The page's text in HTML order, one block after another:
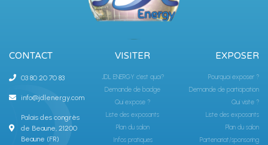
CONTACT
03 80 20 70 83
info@jdlenergy.com
Palais des congrès
de Beaune, 21200
Beaune (FR)
VISITER
JDL ENERGY c'est quoi?
Demande de badge
Qui expose ?
Liste des exposants
Plan du salon
Infos pratiques
EXPOSER
Pourquoi exposer ?
Demande de participation
Qui visite ?
Liste des exposants
Plan du salon
Partenariat/sponsoring